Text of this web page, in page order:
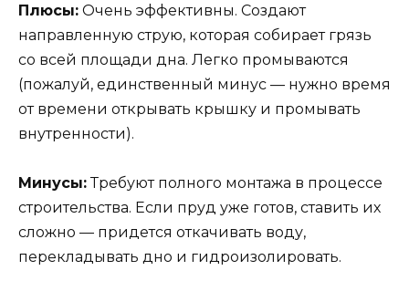
Плюсы: Очень эффективны. Создают
направленную струю, которая собирает грязь
со всей площади дна. Легко промываются
(пожалуй, единственный минус — нужно время
от времени открывать крышку и промывать
внутренности).
Минусы:Требуют полного монтажа в процессе
строительства. Если пруд уже готов, ставить их
сложно — придется откачивать воду,
перекладывать дно и гидроизолировать.